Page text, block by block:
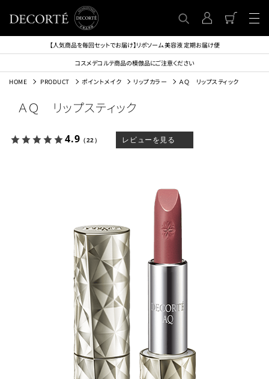
【人気商品を毎回セットでお届け】リポソーム 美容液 定期お届け便
コスメデコルテ商品の模倣品にご注意ください
HOME PRODUCT ポイントメイク リップカラー ＡＱ リップスティック
ＡＱ リップスティック
4.9 （22） レビューを見る